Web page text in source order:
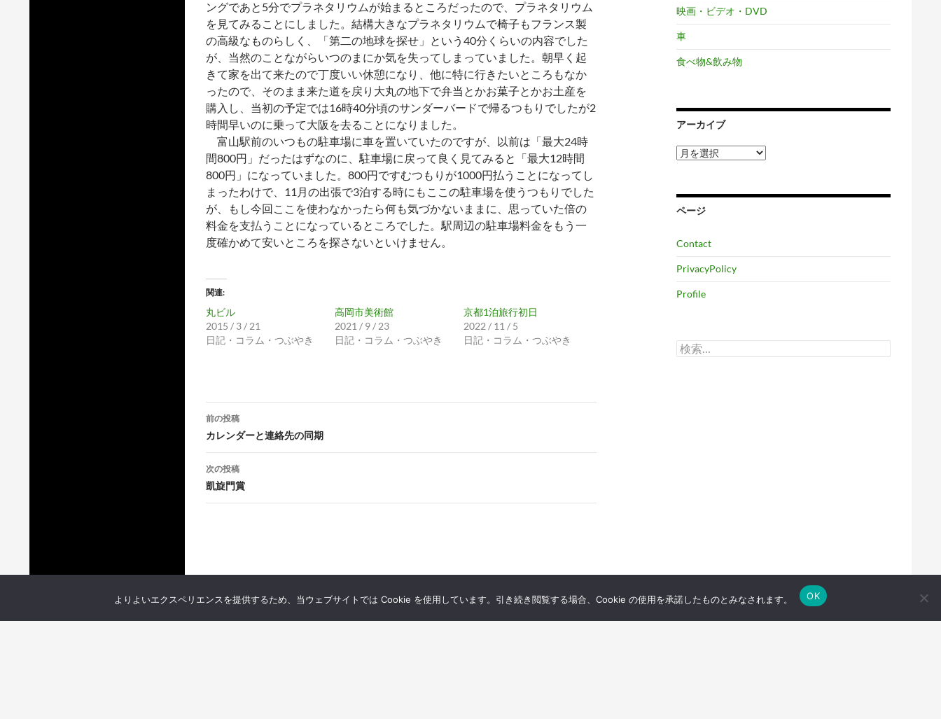
ングであと5分でプラネタリウムが始まるところだったので、プラネタリウム
を見てみることにしました。結構大きなプラネタリウムで椅子もフランス製
の高級なものらしく、「第二の地球を探せ」という40分くらいの内容でした
が、当然のことながらいつのまにか気を失ってしまっていました。朝早く起
きて家を出て来たので丁度いい休憩になり、他に特に行きたいところもなか
ったので、そのまま来た道を戻り大丸の地下で弁当とかお菓子とかお土産を
購入し、当初の予定では16時40分頃のサンダーバードで帰るつもりでしたが2
時間早いのに乗って大阪を去ることになりました。
富山駅前のいつもの駐車場に車を置いていたのですが、以前は「最大24時
間800円」だったはずなのに、駐車場に戻って良く見てみると「最大12時間
800円」になっていました。800円ですむつもりが1000円払うことになってし
まったわけで、11月の出張で3泊する時にもここの駐車場を使うつもりでした
が、もし今回ここを使わなかったら何も気づかないままに、思っていた倍の
料金を支払うことになっているところでした。駅周辺の駐車場料金をもう一
度確かめて安いところを探さないといけません。
関連
丸ビル
2015 / 3 / 21
日記・コラム・つぶやき
高岡市美術館
2021 / 9 / 23
日記・コラム・つぶやき
京都1泊旅行初日
2022 / 11 / 5
日記・コラム・つぶやき
投
稿
ナ
ビ
ゲ
ン
前の投稿
カレンダーと連絡先の同期
次の投稿
凱旋門賞
映画・ビデオ・DVD
車
食べ物&飲み物
アーカイブ
ア
ー
ブ
ページ
Contact
PrivacyPolicy
Profile
検
索:
よりよいエクスペリエンスを提供するため、当ウェブサイトでは Cookie を使用しています。引き続き閲覧する場合、Cookie の使用を承諾したものとみなされます。 OK